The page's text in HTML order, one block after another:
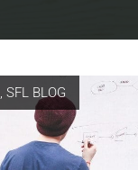
, SFL BLOG